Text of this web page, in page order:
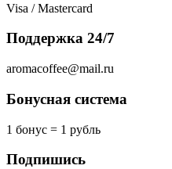
Visa / Mastercard
Поддержка 24/7
aromacoffee@mail.ru
Бонусная система
1 бонус = 1 рубль
Подпишись